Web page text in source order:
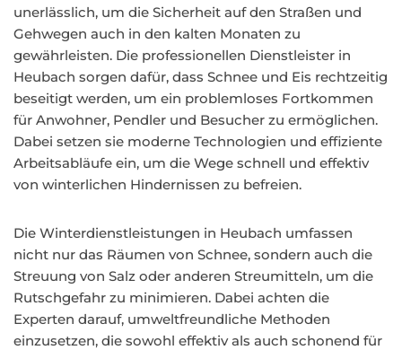
unerlässlich, um die Sicherheit auf den Straßen und
Gehwegen auch in den kalten Monaten zu
gewährleisten. Die professionellen Dienstleister in
Heubach sorgen dafür, dass Schnee und Eis rechtzeitig
beseitigt werden, um ein problemloses Fortkommen
für Anwohner, Pendler und Besucher zu ermöglichen.
Dabei setzen sie moderne Technologien und effiziente
Arbeitsabläufe ein, um die Wege schnell und effektiv
von winterlichen Hindernissen zu befreien.
Die Winterdienstleistungen in Heubach umfassen
nicht nur das Räumen von Schnee, sondern auch die
Streuung von Salz oder anderen Streumitteln, um die
Rutschgefahr zu minimieren. Dabei achten die
Experten darauf, umweltfreundliche Methoden
einzusetzen, die sowohl effektiv als auch schonend für